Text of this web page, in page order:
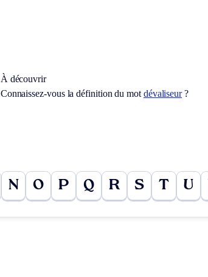
À découvrir
Connaissez-vous la définition du mot dévaliseur?
N O P Q R S T U